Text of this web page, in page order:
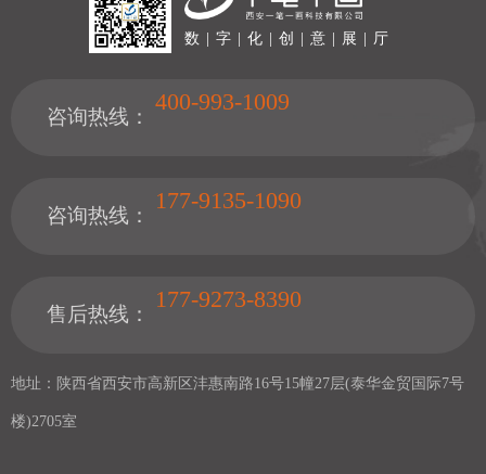
数 | 字 | 化 | 创 | 意 | 展 | 厅
咨询热线：
400-993-1009
咨询热线：
177-9135-1090
售后热线：
177-9273-8390
地址：陕西省西安市高新区沣惠南路16号15幢27层(泰华金贸国际7号
楼)2705室